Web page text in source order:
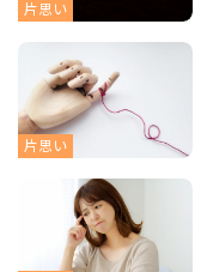
片思い
片思い